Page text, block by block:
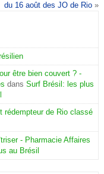
du 16 août des JO de Rio »
être bien couvert ? -
dans Surf Brésil: les plus
rédempteur de Rio classé
- Pharmacie Affaires
au Brésil